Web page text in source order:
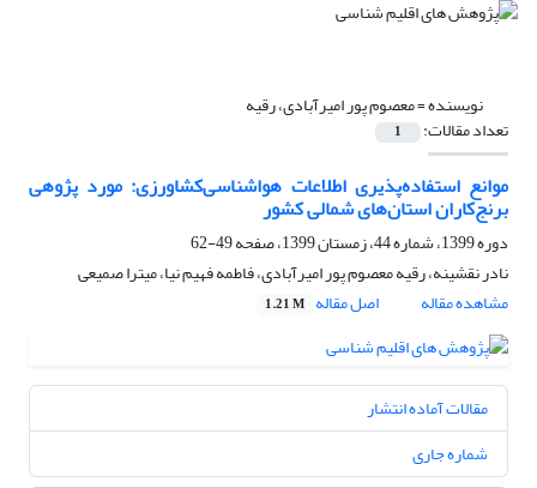
نویسنده =معصوم پور امیرآبادی، رقیه
تعداد مقالات: 1
موانع‌ استفاده‌پذیری اطلاعات هواشناسی‌کشاورزی: مورد‌ پژوهی
برنج‌کاران استان‌‌های شمالی کشور
دوره 1399، شماره 44، زمستان 1399، صفحه
49-62
نادر نقشینه، رقیه معصوم پور امیرآبادی، فاطمه فهیم نیا، میترا صمیعی
مشاهده مقاله
اصل مقاله 1.21 M
مقالات آماده انتشار
شماره جاری